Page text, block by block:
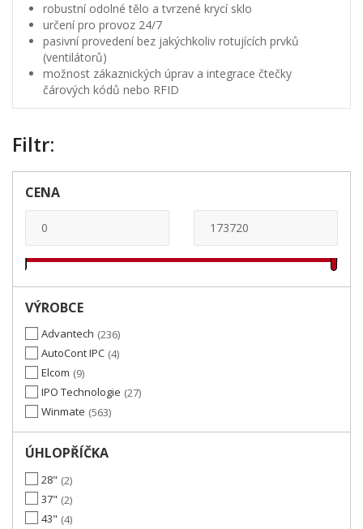
robustní odolné tělo a tvrzené krycí sklo
určení pro provoz 24/7
pasivní provedení bez jakýchkoliv rotujících prvků
(ventilátorů)
možnost zákaznických úprav a integrace čtečky
čárových kódů nebo RFID
Filtr:
CENA
VÝROBCE
Advantech 236
AutoCont IPC 4
Elcom 9
IPO Technologie 27
Winmate 563
ÚHLOPŘÍČKA
28" 2
37" 2
43" 4